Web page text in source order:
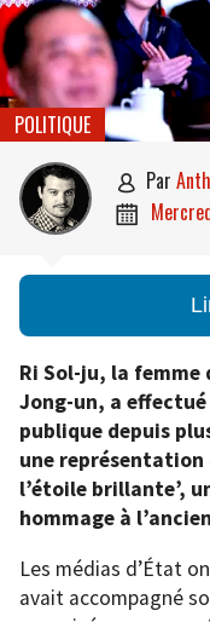
POLITIQUE
 par

Ri Sol-ju, la
Jong-un, a
publique depuis
une représentation
l’étoile brillante’,
hommage à
Les médias d’État
avait accompagné